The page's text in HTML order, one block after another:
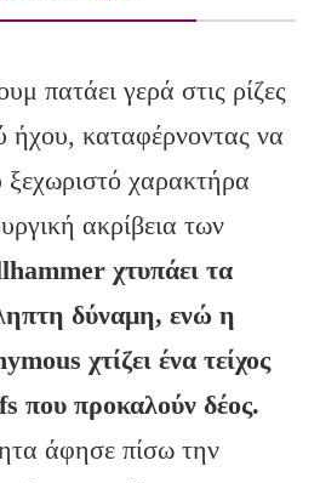
πατάει γερά στις ρίζες
ήχου, καταφέρνοντας να
ξεχωριστό χαρακτήρα
ακρίβεια των
χτυπάει τα
δύναμη, ενώ η
χτίζει ένα τείχος
που προκαλούν δέος.
άφησε πίσω την